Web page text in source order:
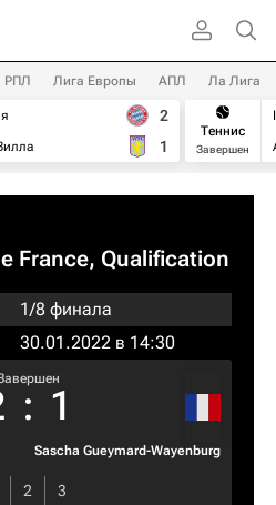
РПЛ Лига Европы АПЛ Ла Лига
2
1
Теннис
Завершен
France, Qualification
1/8 финала
30.01.2022 в 14:30
: 1
Sascha Gueymard-Wayenburg
2
3